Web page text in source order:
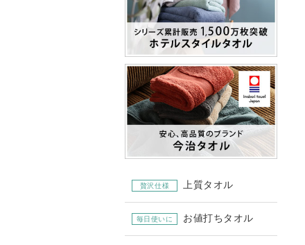
贅沢仕様 上質タオル
毎日使いに お値打ちタオル